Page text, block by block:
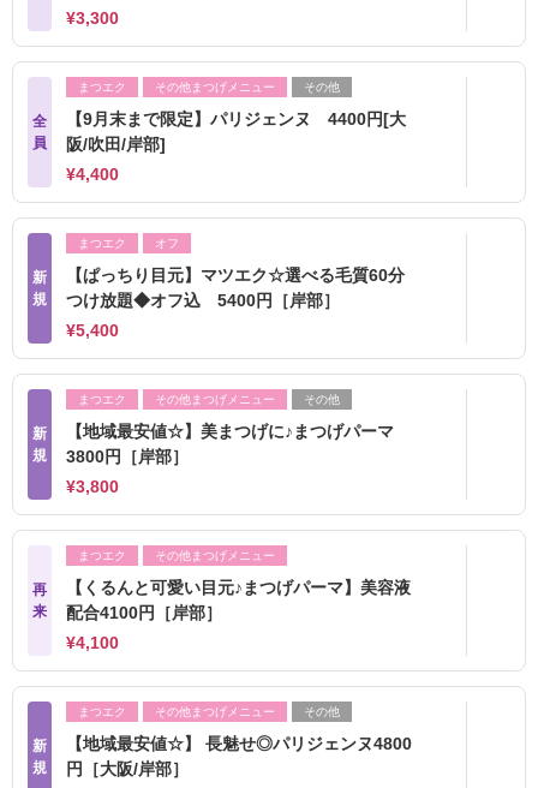
¥3,300
全
員
まつエク その他まつげメニュー その他
【9月末まで限定】パリジェンヌ 4400円[大
阪/吹田/岸部]
¥4,400
新
規
まつエク オフ
【ぱっちり目元】マツエク☆選べる毛質60分
つけ放題◆オフ込 5400円［岸部］
¥5,400
新
規
まつエク その他まつげメニュー その他
【地域最安値☆】美まつげに♪まつげパーマ
3800円［岸部］
¥3,800
再
来
まつエク その他まつげメニュー
【くるんと可愛い目元♪まつげパーマ】美容液
配合4100円［岸部］
¥4,100
新
規
まつエク その他まつげメニュー その他
【地域最安値☆】 長魅せ◎パリジェンヌ4800
円［大阪/岸部］